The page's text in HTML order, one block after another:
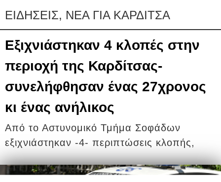
ΕΙΔΗΣΕΙΣ, ΝΕΑ ΓΙΑ ΚΑΡΔΙΤΣΑ
Εξιχνιάστηκαν 4 κλοπές στην
περιοχή της Καρδίτσας-
συνελήφθησαν ένας 27χρονος
κι ένας ανήλικος
Από το Αστυνομικό Τμήμα Σοφάδων
εξιχνιάστηκαν -4- περιπτώσεις κλοπής,